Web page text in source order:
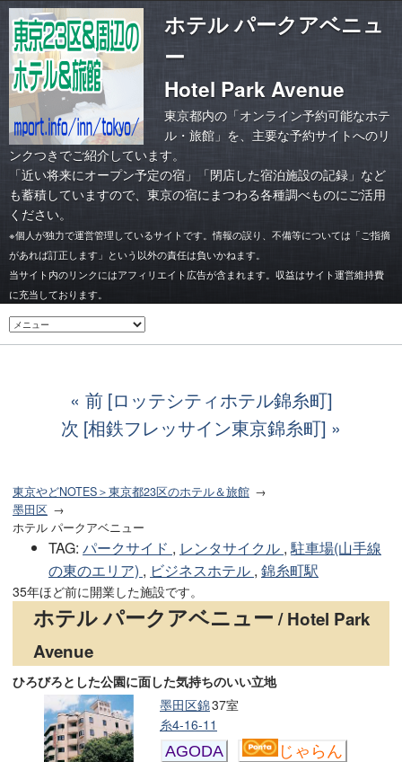
ホテル パークアベニュ
ー
Hotel Park Avenue
東京都内の「オンライン予約可能なホテ
ル・旅館」を、主要な予約サイトへのリ
ンクつきでご紹介しています。
「近い将来にオープン予定の宿 」「閉店した宿泊施設の記録 」など
も蓄積していますので、東京の宿にまつわる各種調べものにご活用
ください。
※個人が独力で運営管理しているサイトです。情報の誤り、不備等については「ご指摘
があれば訂正します」という以外の責任は負いかねます。
当サイト内のリンクにはアフィリエイト広告が含まれます。収益はサイト運営維持費
に充当しております。
前 [ロッテシティホテル錦糸町]
次 [相鉄フレッサイン東京錦糸町]
東京やどNOTES＞東京都23区のホテル＆旅館
墨田区
ホテル パークアベニュー
TAG: パークサイド , レンタサイクル , 駐車場(山手線
の東のエリア) , ビジネスホテル , 錦糸町駅
35年ほど前に開業した施設です。
ホテル パークアベニュー / Hotel Park
Avenue
ひろびろとした公園に面した気持ちのいい立地
37室
墨田区錦
糸4-16-11
AGODA
じゃらん